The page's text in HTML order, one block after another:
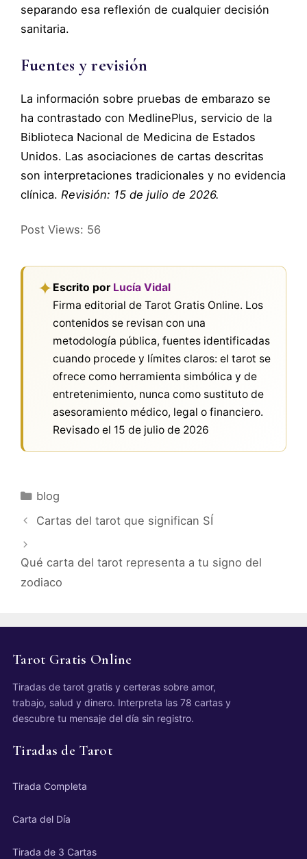
separando esa reflexión de cualquier decisión
sanitaria.
Fuentes y revisión
La información sobre pruebas de embarazo se
ha contrastado con MedlinePlus, servicio de la
Biblioteca Nacional de Medicina de Estados
Unidos. Las asociaciones de cartas descritas
son interpretaciones tradicionales y no evidencia
clínica. Revisión: 15 de julio de 2026.
Post Views: 56
✦Escrito por Lucía Vidal
Firma editorial de Tarot Gratis Online. Los
contenidos se revisan con una
metodología pública, fuentes identificadas
cuando procede y límites claros: el tarot se
ofrece como herramienta simbólica y de
entretenimiento, nunca como sustituto de
asesoramiento médico, legal o financiero.
Revisado el 15 de julio de 2026
Categorías
blog
Cartas del tarot que significan SÍ
Qué carta del tarot representa a tu signo del
zodiaco
Tarot Gratis Online
Tiradas de tarot gratis y certeras sobre amor,
trabajo, salud y dinero. Interpreta las 78 cartas y
descubre tu mensaje del día sin registro.
Tiradas de Tarot
Tirada Completa
Carta del Día
Tirada de 3 Cartas